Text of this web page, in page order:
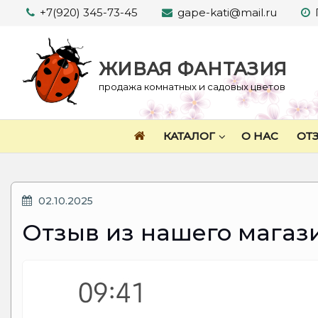
Перейти
содержимому
+7(920) 345-73-45 gape-kati@mail.ru
ЖИВАЯ ФАНТАЗИЯ
продажа комнатных и садовых цветов
КАТАЛОГ О НАС
ОПУБЛИКОВАНО
02.10.2025
Отзыв из нашего